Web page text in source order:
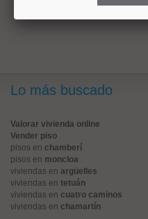
Lo más buscado
Valorar vivienda online
Vender piso
pisos en chamberí
pisos en moncloa
viviendas en argüelles
viviendas en tetuán
viviendas en cuatro caminos
viviendas en chamartín